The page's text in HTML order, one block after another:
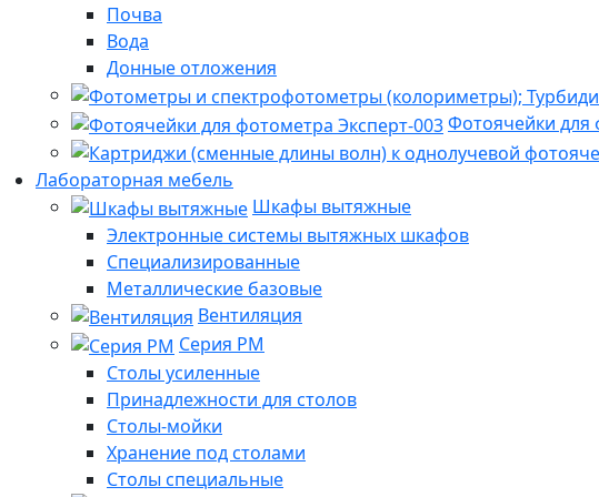
Почва
Вода
Донные отложения
Фотоячейки для
Лабораторная мебель
Шкафы вытяжные
Электронные системы вытяжных шкафов
Специализированные
Металлические базовые
Вентиляция
Серия РМ
Столы усиленные
Принадлежности для столов
Столы-мойки
Хранение под столами
Столы специальные